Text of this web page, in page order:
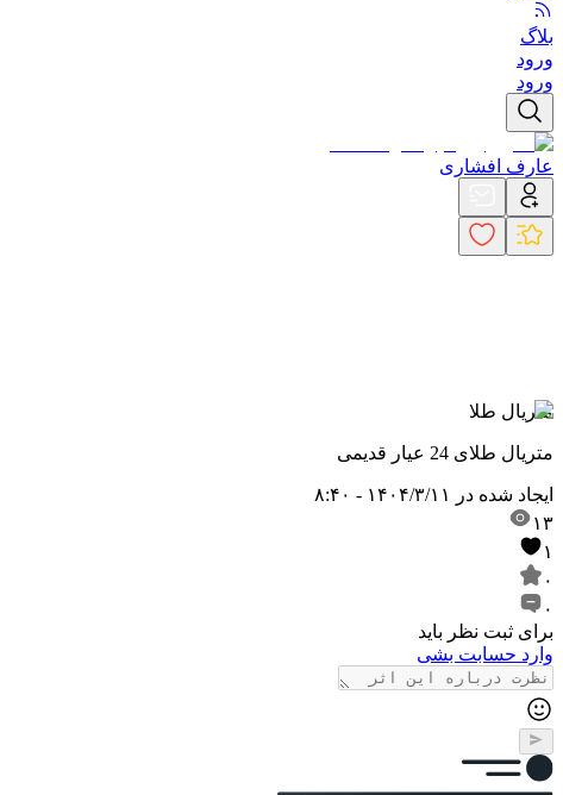
بلاگ
ورود
ورود
عارف افشاری
متریال طلا
متریال طلای 24 عیار قدیمی
ایجاد شده در
۱۴۰۴/۳/۱۱ - ۸:۴۰
۱۳
۱
۰
۰
برای ثبت نظر باید
وارد حسابت بشی